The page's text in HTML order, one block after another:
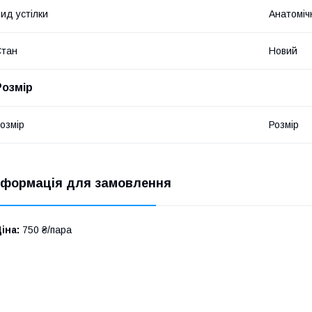
устілки
Новий
Розмір
для замовлення
750 ₴/пара